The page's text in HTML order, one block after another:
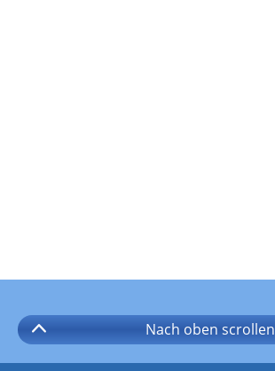
Nach oben scrollen